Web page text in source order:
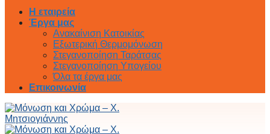
Η εταιρεία
Έργα μας
Ανακαίνιση Κατοικίας
Εξωτερική Θερμομόνωση
Στεγανοποίηση Ταράτσας
Στεγανοποίηση Υπογείου
Όλα τα έργα μας
Επικοινωνία